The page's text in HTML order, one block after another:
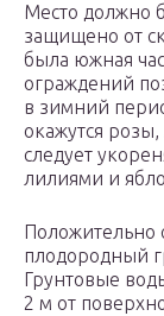
Место должно
защищено от
была южная
ограждений
в зимний
окажутся
следует
лилиями и
Положительно
плодородный
Грунтовые
2 м от